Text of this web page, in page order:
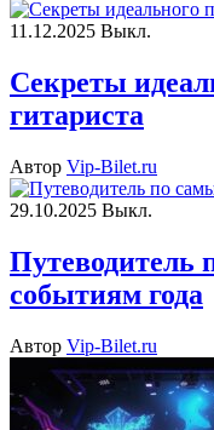
11.12.2025 Выкл.
Секреты
гитариста
Автор Vip-Bilet.ru
29.10.2025 Выкл.
событиям года
Автор Vip-Bilet.ru